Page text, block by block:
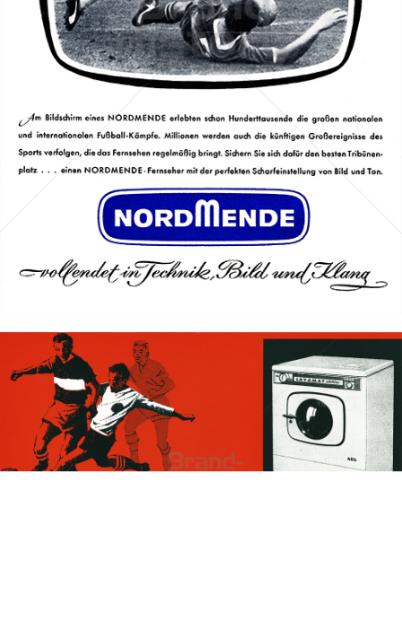
NORDMENDE
Nordmende (Norddeutsche Mende-Rundfunk GmbH)
1962